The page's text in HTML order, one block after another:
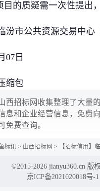
目的质疑需一次性提出
汾市公共资源交易中心
07日
缩包
西招标网收集整理了大量
息和企业经营信息，免费
免费查询。
标讯 > 山西招标网 > 【招标信用】临汾市公共资源交易中
©2015-2026 jianyu360.cn 版
京ICP备2021020018号-1